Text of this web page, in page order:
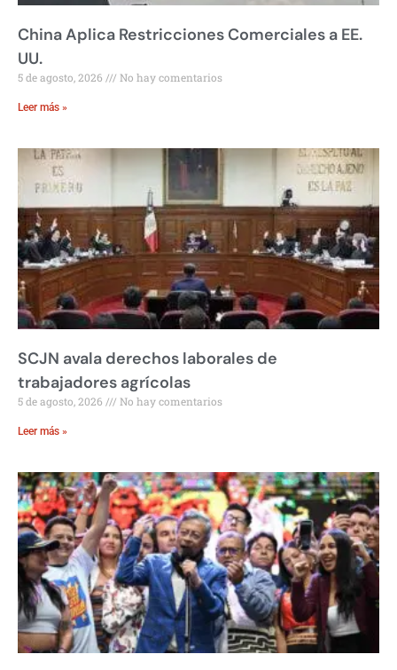
China Aplica Restricciones Comerciales a EE.
UU.
5 de agosto, 2026 No hay comentarios
Leer más »
SCJN avala derechos laborales de
trabajadores agrícolas
5 de agosto, 2026 No hay comentarios
Leer más »